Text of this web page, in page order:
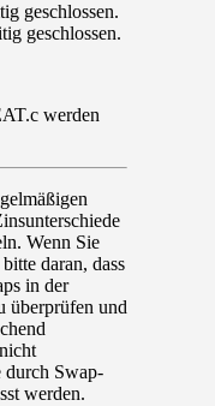
geschlossen.
geschlossen.
werden
Wenn Sie
daran, dass
in der
überprüfen und
durch Swap-
werden.